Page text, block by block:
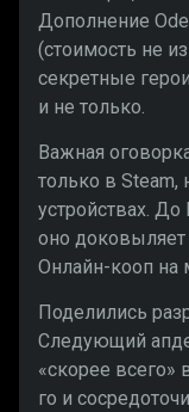
Дополнение
(стоимость не
секретные
и не только.
Важная
только в
устройствах. До
оно доковыляет
Онлайн-кооп на
Поделились
Следующий
«скорее всего»
го и